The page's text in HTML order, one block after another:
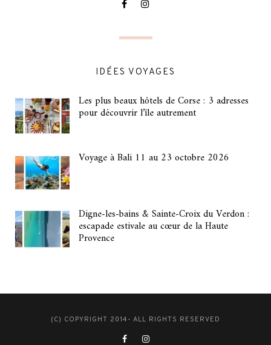
IDÉES VOYAGES
Les plus beaux hôtels de Corse : 3 adresses
pour découvrir l’île autrement
Voyage à Bali 11 au 23 octobre 2026
Digne-les-bains & Sainte-Croix du Verdon :
escapade estivale au cœur de la Haute
Provence
(C) COPYRIGHT 2014- ALL RIGHTS RESERVED